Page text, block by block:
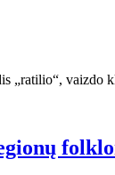
„ratilio“,